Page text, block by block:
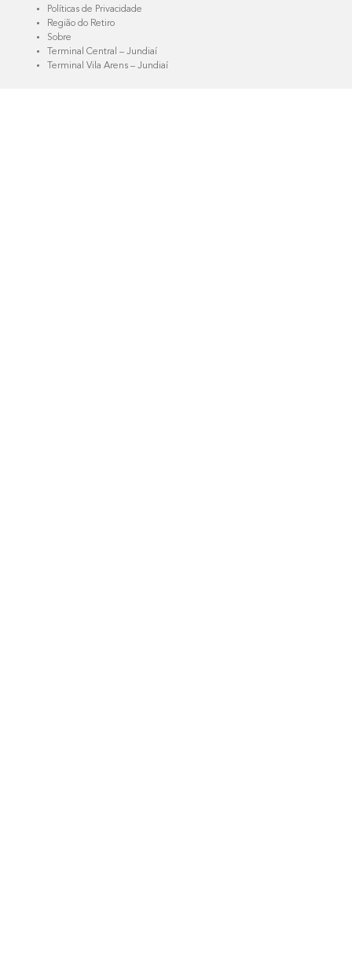
Políticas de Privacidade
Região do Retiro
Sobre
Terminal Central – Jundiaí
Terminal Vila Arens – Jundiaí